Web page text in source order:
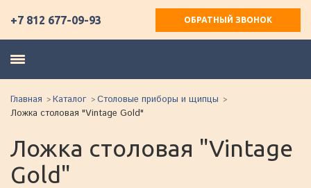
+7 812 677-09-93 ОБРАТНЫЙ ЗВОНОК
Главная Каталог
Столовые приборы и щипцы
Ложка столовая "Vintage Gold"
Ложка столовая "Vintage
Gold"